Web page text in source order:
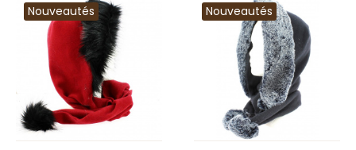
Nouveautés Nouveautés